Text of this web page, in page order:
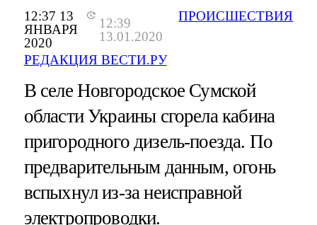
12:37 13
ЯНВАРЯ
2020
12:39
13.01.2020
РЕДАКЦИЯ ВЕСТИ.РУ
ПРОИСШЕСТВИЯ
В селе Новгородское Сумской
области Украины сгорела кабина
пригородного дизель-поезда. По
предварительным данным, огонь
вспыхнул из-за неисправной
электропроводки.